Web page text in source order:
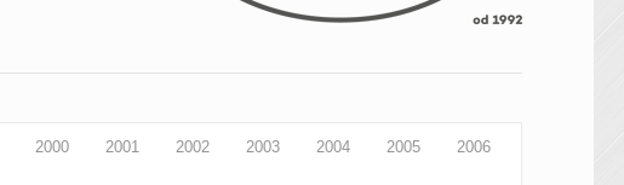
2000 2001 2002 2003 2004 2005 2006